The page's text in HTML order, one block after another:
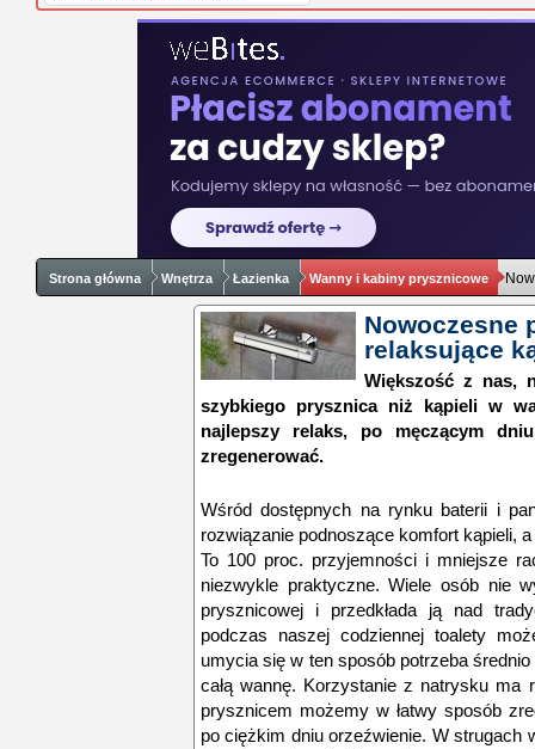
Strona główna Wnętrza Łazienka Wanny i kabiny prysznicowe
Nowoczesne
relaksujące
Większość z nas,
szybkiego prysznica niż kąpieli w
najlepszy relaks, po męczącym
zregenerować.
Wśród dostępnych na rynku baterii i
rozwiązanie podnoszące komfort kąpieli,
To 100 proc. przyjemności i mniejsze
niezwykle praktyczne. Wiele osób nie
prysznicowej i przedkłada ją nad
podczas naszej codziennej toalety
umycia się w ten sposób potrzeba
całą wannę. Korzystanie z natrysku ma
prysznicem możemy w łatwy sposób
po ciężkim dniu orzeźwienie. W strugach